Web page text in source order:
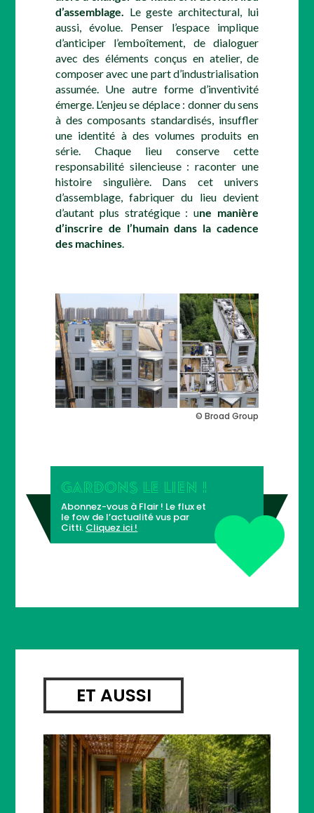
d’assemblage. Le geste architectural, lui
aussi, évolue. Penser l’espace implique
d’anticiper l’emboîtement, de dialoguer
avec des éléments conçus en atelier, de
composer avec une part d’industrialisation
assumée. Une autre forme d’inventivité
émerge. L’enjeu se déplace : donner du sens
à des composants standardisés, insuffler
une identité à des volumes produits en
série. Chaque lieu conserve cette
responsabilité silencieuse : raconter une
histoire singulière. Dans cet univers
d’assemblage, fabriquer du lieu devient
d’autant plus stratégique : une manière
d’inscrire de l’humain dans la cadence
des machines.
© Broad Group
GARDONS LE LIEN !
Abonnez-vous à Flair ! Le flux et
le fow de l’actualité vus par
Citti. Cliquez ici !
ET AUSSI